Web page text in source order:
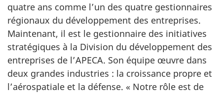
quatre ans comme l’un des quatre gestionnaires
régionaux du développement des entreprises.
Maintenant, il est le gestionnaire des initiatives
stratégiques à la Division du développement des
entreprises de l’APECA. Son équipe œuvre dans
deux grandes industries : la croissance propre et
l’aérospatiale et la défense. « Notre rôle est de